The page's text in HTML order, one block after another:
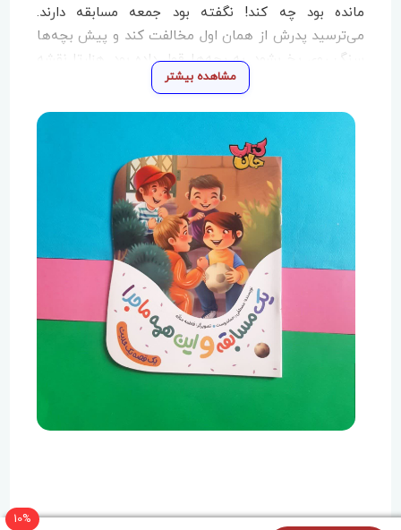
مانده بود چه کند! نگفته بود جمعه مسابقه دارند.
می‌ترسید پدرش از همان اول مخالفت کند و پیش بچه‌ها
سنگ روی یخ بشود. به بچه‌ها قول داده بود. هزارتا نقشه
کشید. هزارجور فکر به سرش راه پیدا کرد، اما هیچ راهی
مدرسه‌ها تعطیل بود و نمی‌توانست درس و مشق را بهانه
کند. خودش را به مریضی می‎زد؟ نه، نه.هیچ از کدام از
حقه‌هایش نمی‌گرفت!
مشاهده بیشتر
10%